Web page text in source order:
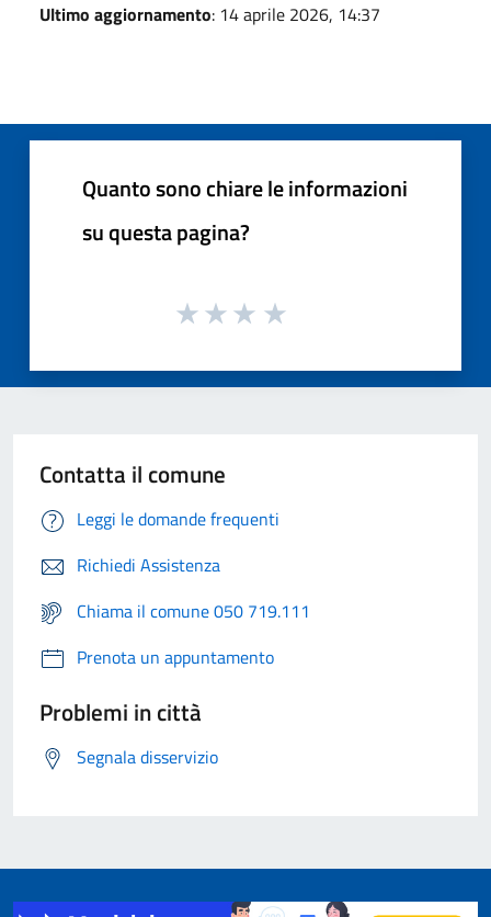
Ultimo aggiornamento: 14 aprile 2026, 14:37
Quanto sono chiare le informazioni
su questa pagina?
Contatta il comune
Leggi le domande frequenti
Richiedi Assistenza
Chiama il comune 050 719.111
Prenota un appuntamento
Problemi in città
Segnala disservizio